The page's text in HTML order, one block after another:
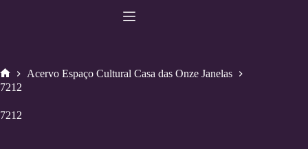
Home
Acervo Espaço Cultural Casa das Onze Janelas
7212
7212